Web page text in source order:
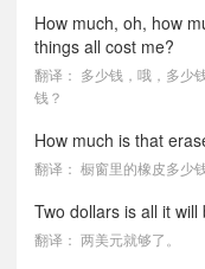
How much, oh, how
things all cost me?
翻译： 多少钱，哦，多少
钱？
How much is that
翻译： 橱窗里的橡皮多少
Two dollars is all it will
翻译： 两美元就够了。